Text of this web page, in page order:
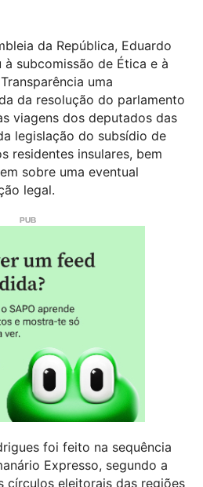
da República, Eduardo
à subcomissão de Ética e à
uma
da resolução do parlamento
viagens dos deputados das
legislação do subsídio de
residentes insulares, bem
sobre uma eventual
legal.
foi feito na sequência
Expresso, segundo a
círculos eleitorais das regiões